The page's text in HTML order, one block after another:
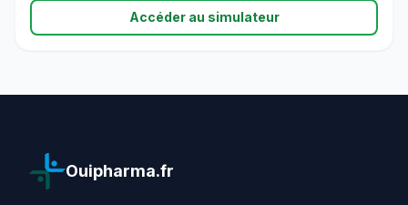
Accéder au simulateur
Ouipharma.fr